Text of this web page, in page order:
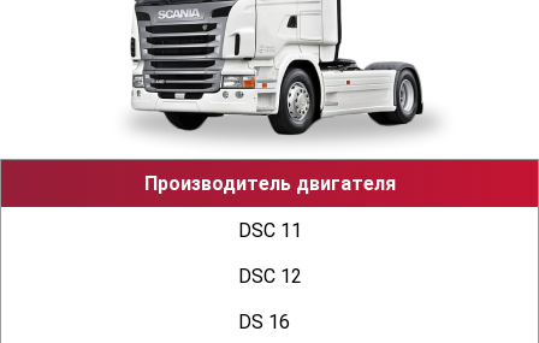
строение 5, офис 12
Производитель двигателя
DSC 11
DSC 12
DS 16